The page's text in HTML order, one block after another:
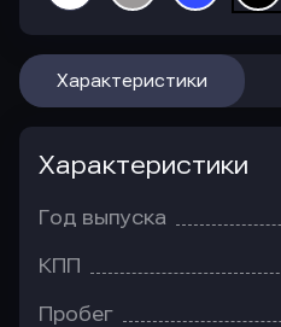
Характеристики
Характеристики
Год выпуска
КПП
Пробег